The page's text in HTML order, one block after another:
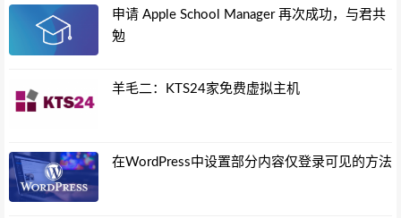
申请 Apple School Manager 再次成功，与君共
勉
羊毛二：KTS24家免费虚拟主机
在WordPress中设置部分内容仅登录可见的方法